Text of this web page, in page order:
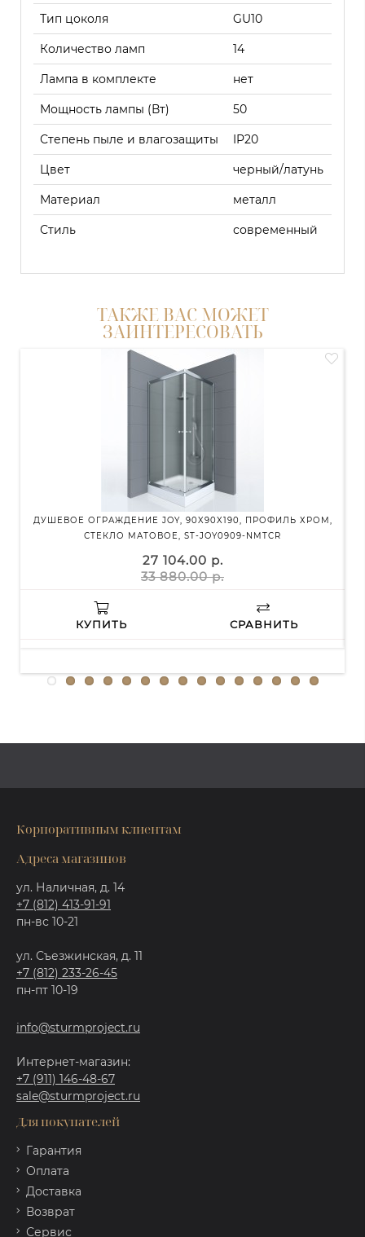
Тип цоколя GU10
Количество ламп 14
Лампа в комплекте нет
Мощность лампы (Вт) 50
Степень пыле и влагозащиты IP20
Цвет черный/латунь
Материал металл
Стиль современный
ТАКЖЕ ВАС МОЖЕТ
ЗАИНТЕРЕСОВАТЬ
ДУШЕВОЕ ОГРАЖДЕНИЕ JOY, 90X90X190, ПРОФИЛЬ ХРОМ,
СТЕКЛО МАТОВОЕ, ST-JOY0909-NMTCR
27 104.00 р.
33 880.00 р.
КУПИТЬ СРАВНИТЬ
Корпоративным клиентам
Адреса магазинов
ул. Наличная, д. 14
+7 (812) 413-91-91
пн-вс 10-21
ул. Съезжинская, д. 11
+7 (812) 233-26-45
пн-пт 10-19
info@sturmproject.ru
Интернет-магазин:
+7 (911) 146-48-67
sale@sturmproject.ru
Для покупателей
Гарантия
Оплата
Доставка
Возврат
Сервис